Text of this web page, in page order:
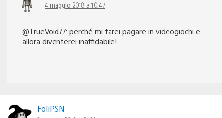
4 maggio 2018 a 10:47
@TrueVoid77: perché mi farei pagare in videogiochi e
allora diventerei inaffidabile!
FoliPSN